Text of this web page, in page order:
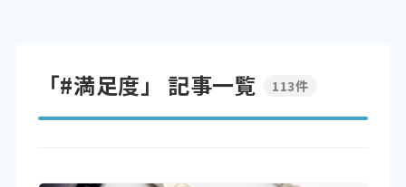
「#満足度」 記事一覧 113件